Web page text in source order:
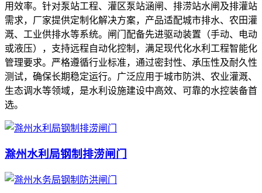
用效率。针对泵站工程、灌区泵站涵闸、排涝站水闸及排灌站
需求，厂家提供定制化解决方案，产品适配城市排水、农田灌
溉、工业供排水等系统。闸门配备先进驱动装置（手动、电动
或液压），支持远程自动化控制，满足现代化水利工程智能化
管理要求。严格遵循行业标准，通过密封性、承压性及耐久性
测试，确保长期稳定运行。广泛应用于城市防洪、农业灌溉、
生态调水等领域，是水利设施建设中高效、可靠的水控装备首
选。
滁州水利局钢制排涝闸门